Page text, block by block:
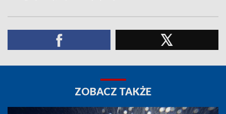
ZOBACZ TAKŻE